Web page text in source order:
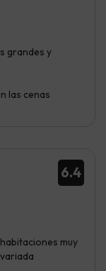
grandes y
las cenas
6.4
muy